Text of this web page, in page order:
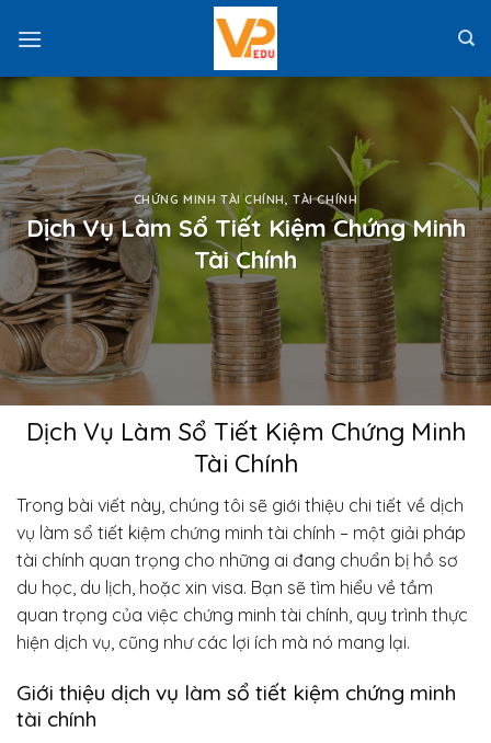
CHỨNG MINH TÀI CHÍNH,TÀI CHÍNH
Dịch Vụ Làm Sổ Tiết Kiệm Chứng Minh
Tài Chính
Dịch Vụ Làm Sổ Tiết Kiệm Chứng Minh
Tài Chính
Trong bài viết này, chúng tôi sẽ giới thiệu chi tiết về dịch
vụ làm sổ tiết kiệm chứng minh tài chính – một giải pháp
tài chính quan trọng cho những ai đang chuẩn bị hồ sơ
du học, du lịch, hoặc xin visa. Bạn sẽ tìm hiểu về tầm
quan trọng của việc chứng minh tài chính, quy trình thực
hiện dịch vụ, cũng như các lợi ích mà nó mang lại.
Giới thiệu dịch vụ làm sổ tiết kiệm chứng minh
tài chính